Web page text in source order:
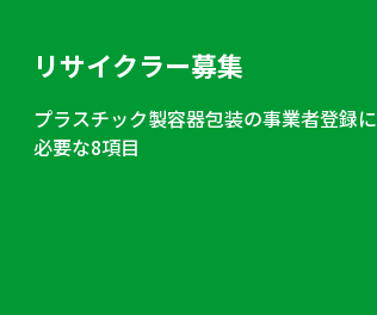
リサイクラー募集
プラスチック製容器包装の事業者登録に
必要な8項目